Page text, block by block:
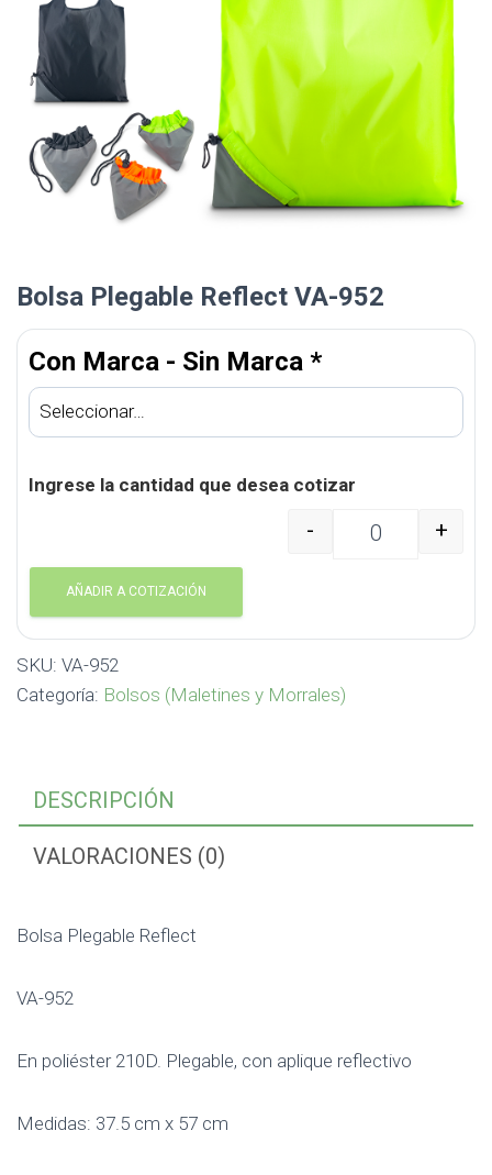
Bolsa Plegable Reflect VA-952
Con Marca - Sin Marca *
Ingrese la cantidad que desea cotizar
Bolsa Plegable
- +
AÑADIR A COTIZACIÓN
SKU: VA-952
Categoría: Bolsos (Maletines y Morrales)
DESCRIPCIÓN
VALORACIONES (0)
Bolsa Plegable Reflect
VA-952
En poliéster 210D. Plegable, con aplique reflectivo
Medidas: 37.5 cm x 57 cm